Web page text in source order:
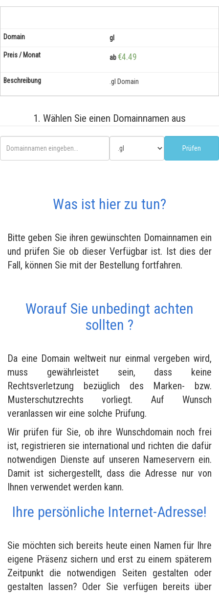
gl
ab€4.49
.gl Domain
1. Wählen Sie einen Domainnamen aus
Was ist hier zu tun?
Bitte geben Sie ihren gewünschten Domainnamen ein
und prüfen Sie ob dieser Verfügbar ist. Ist dies der
Fall, können Sie mit der Bestellung fortfahren.
Worauf Sie unbedingt achten
sollten ?
Da eine Domain weltweit nur einmal vergeben wird,
muss gewährleistet sein, dass keine
Rechtsverletzung bezüglich des Marken- bzw.
Musterschutzrechts vorliegt. Auf Wunsch
veranlassen wir eine solche Prüfung.
Wir prüfen für Sie, ob ihre Wunschdomain noch frei
ist, registrieren sie international und richten die dafür
notwendigen Dienste auf unseren Nameservern ein.
Damit ist sichergestellt, dass die Adresse nur von
Ihnen verwendet werden kann.
Ihre persönliche Internet-Adresse!
Sie möchten sich bereits heute einen Namen für Ihre
eigene Präsenz sichern und erst zu einem späterem
Zeitpunkt die notwendigen Seiten gestalten oder
gestalten lassen? Oder Sie verfügen bereits über